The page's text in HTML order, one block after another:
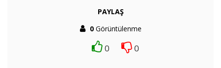
PAYLAŞ
0Görüntülenme
0 0